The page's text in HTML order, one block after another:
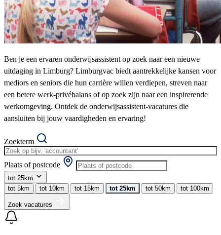
Ben je een ervaren onderwijsassistent op zoek naar een nieuwe
uitdaging in Limburg? Limburgvac biedt aantrekkelijke kansen voor
mediors en seniors die hun carrière willen verdiepen, streven naar
een betere werk-privébalans of op zoek zijn naar een inspirerende
werkomgeving. Ontdek de onderwijsassistent-vacatures die
aansluiten bij jouw vaardigheden en ervaring!
Zoekterm
Plaats of postcode
tot 25km
tot 5km
tot 10km tot 15km tot 25km tot 50km tot 100km
Zoek vacatures